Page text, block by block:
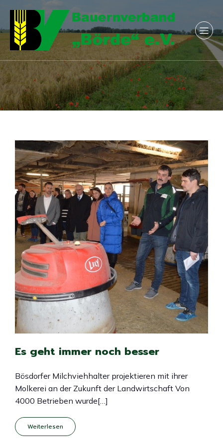
Es geht immer noch besser
Bösdorfer Milchviehhalter projektieren mit ihrer
Molkerei an der Zukunft der Landwirtschaft Von
4000 Betrieben wurde[…]
Weiterlesen